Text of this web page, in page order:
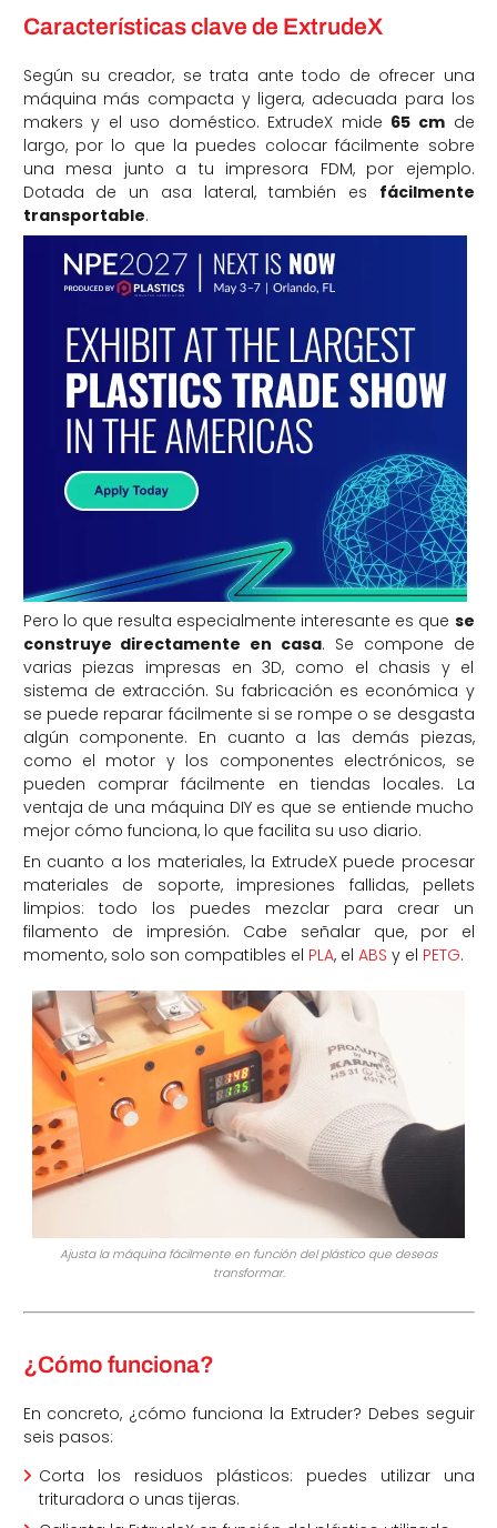
Características clave de ExtrudeX
Según su creador, se trata ante todo de ofrecer una
máquina más compacta y ligera, adecuada para los
makers y el uso doméstico. ExtrudeX mide 65 cmde
largo, por lo que la puedes colocar fácilmente sobre
una mesa junto a tu impresora FDM, por ejemplo.
Dotada de un asa lateral, también es fácilmente
transportable.
Pero lo que resulta especialmente interesante es que se
construye directamente en casa. Se compone de
varias piezas impresas en 3D, como el chasis y el
sistema de extracción. Su fabricación es económica y
se puede reparar fácilmente si se rompe o se desgasta
algún componente. En cuanto a las demás piezas,
como el motor y los componentes electrónicos, se
pueden comprar fácilmente en tiendas locales. La
ventaja de una máquina DIY es que se entiende mucho
mejor cómo funciona, lo que facilita su uso diario.
En cuanto a los materiales, la ExtrudeX puede procesar
materiales de soporte, impresiones fallidas, pellets
limpios: todo los puedes mezclar para crear un
filamento de impresión. Cabe señalar que, por el
momento, solo son compatibles el PLA, el ABS y el PETG.
Ajusta la máquina fácilmente en función del plástico que deseas
transformar.
¿Cómo funciona?
En concreto, ¿cómo funciona la Extruder? Debes seguir
seis pasos:
Corta los residuos plásticos: puedes utilizar una
trituradora o unas tijeras.